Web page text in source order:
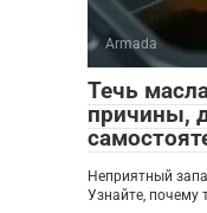
Armada
Течь
причины,
Неприятный
Узнайте, почему